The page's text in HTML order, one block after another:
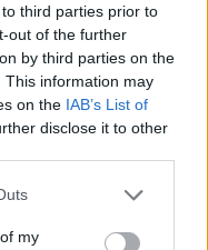
third parties prior to
out of the further
by third parties on the
This information may
on the IAB’s List of
disclose it to other
one or more Google
You may click to
my
Σταικούρας, η
και ο
Σαρικιώτης.